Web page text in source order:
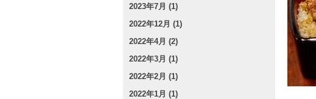
2023年7月 (1)
2022年12月 (1)
2022年4月 (2)
2022年3月 (1)
2022年2月 (1)
2022年1月 (1)